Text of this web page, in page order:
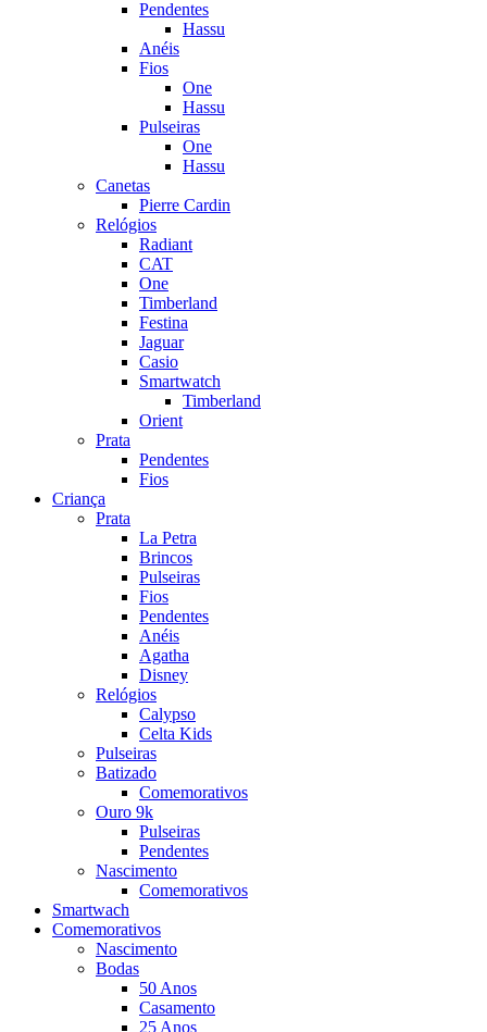
Pendentes
Hassu
Anéis
Fios
One
Hassu
Pulseiras
One
Hassu
Canetas
Pierre Cardin
Relógios
Radiant
CAT
One
Timberland
Festina
Jaguar
Casio
Smartwatch
Timberland
Orient
Prata
Pendentes
Fios
Criança
Prata
La Petra
Brincos
Pulseiras
Fios
Pendentes
Anéis
Agatha
Disney
Relógios
Calypso
Celta Kids
Pulseiras
Batizado
Comemorativos
Ouro 9k
Pulseiras
Pendentes
Nascimento
Comemorativos
Smartwach
Comemorativos
Nascimento
Bodas
50 Anos
Casamento
25 Anos